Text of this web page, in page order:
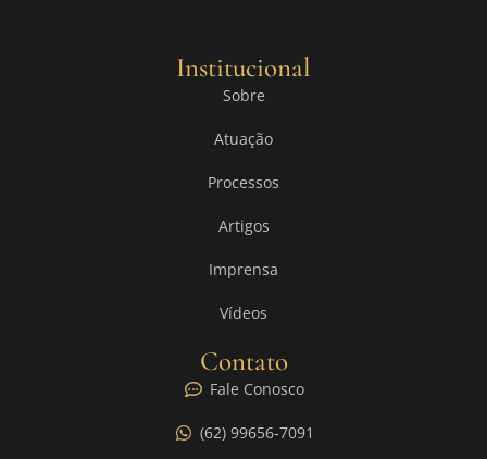
Institucional
Sobre
Atuação
Processos
Artigos
Imprensa
Vídeos
Contato
Fale Conosco
(62) 99656-7091